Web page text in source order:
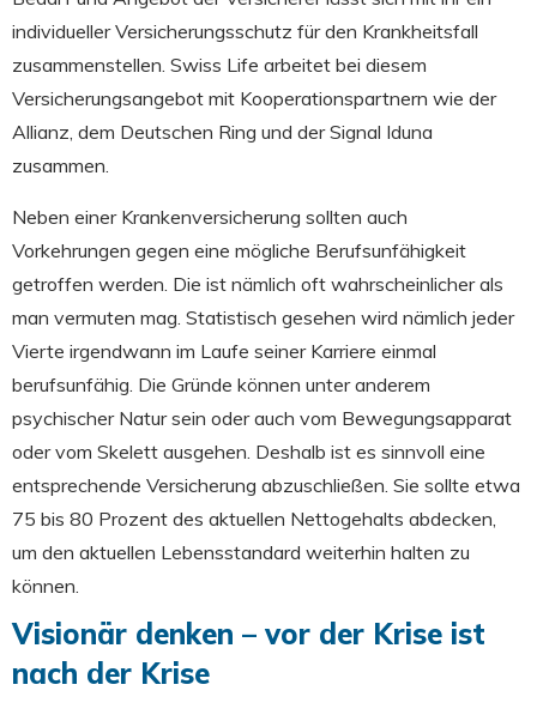
individueller Versicherungsschutz für den Krankheitsfall
zusammenstellen. Swiss Life arbeitet bei diesem
Versicherungsangebot mit Kooperationspartnern wie der
Allianz, dem Deutschen Ring und der Signal Iduna
zusammen.
Neben einer Krankenversicherung sollten auch
Vorkehrungen gegen eine mögliche Berufsunfähigkeit
getroffen werden. Die ist nämlich oft wahrscheinlicher als
man vermuten mag. Statistisch gesehen wird nämlich jeder
Vierte irgendwann im Laufe seiner Karriere einmal
berufsunfähig. Die Gründe können unter anderem
psychischer Natur sein oder auch vom Bewegungsapparat
oder vom Skelett ausgehen. Deshalb ist es sinnvoll eine
entsprechende Versicherung abzuschließen. Sie sollte etwa
75 bis 80 Prozent des aktuellen Nettogehalts abdecken,
um den aktuellen Lebensstandard weiterhin halten zu
können.
Visionär denken – vor der Krise ist
nach der Krise